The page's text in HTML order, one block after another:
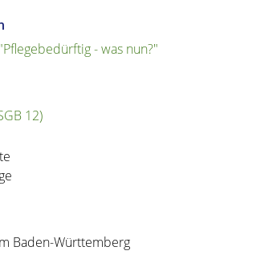
- was nun?"
12)
Baden-Württemberg